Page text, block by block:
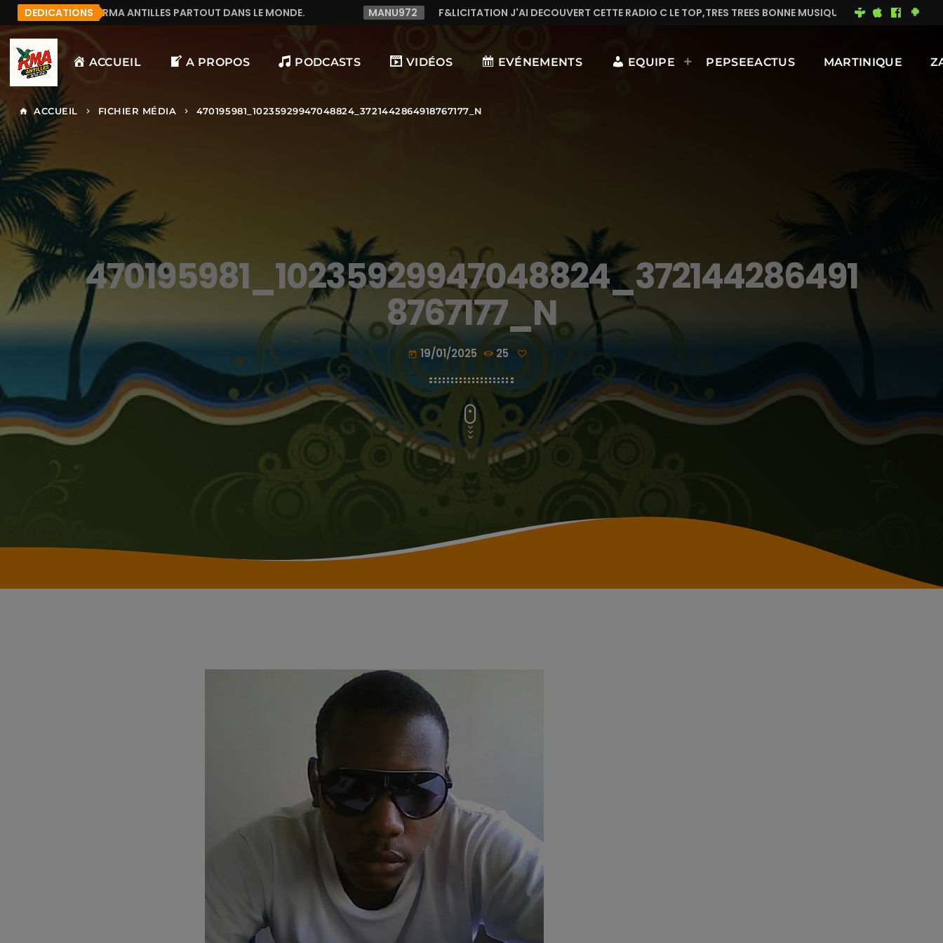
DEDICATIONS
RMA ANTILLES PARTOUT DANS LE MONDE. MANU972 F&LICITATION J'AI DECOUVERT CETTE RADIO C LE TOP,TRES TREES BONNE MUSIQUE EN CONTINUE MIMI DU
ACCUEIL A PROPOS PODCASTS VIDÉOS EVÉNEMENTS EQUIPE PEPSEEACTUS MARTINIQUE
home ACCUEIL keyboard_arrow_right FICHIER MÉDIA keyboard_arrow_right 470195981_10235929947048824_3721442864918767177_N
470195981_10235929947048824_372144286491
8767177_N
today 19/01/2025 25